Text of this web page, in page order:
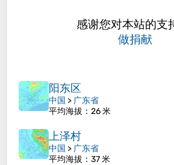
感谢您对本站的
做捐献
阳东区
中国 > 广东省
平均海拔 ：26 米
上泽村
中国 > 广东省
平均海拔 ：37 米